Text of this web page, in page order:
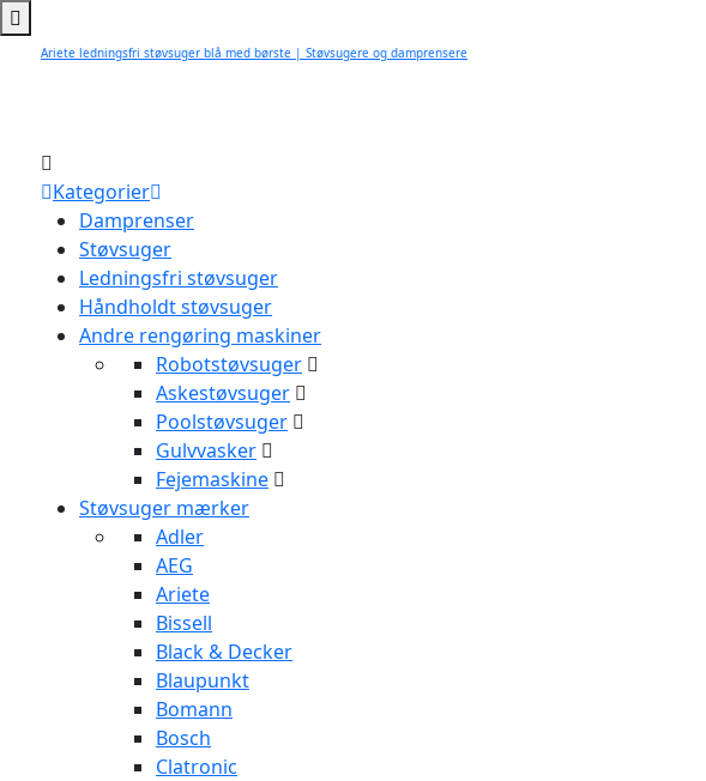
Ariete ledningsfri støvsuger blå med børste | Støvsugere og damprensere
Kategorier
Damprenser
Støvsuger
Ledningsfri støvsuger
Håndholdt støvsuger
Andre rengøring maskiner
Robotstøvsuger
Askestøvsuger
Poolstøvsuger
Gulvvasker
Fejemaskine
Støvsuger mærker
Adler
AEG
Ariete
Bissell
Black & Decker
Blaupunkt
Bomann
Bosch
Clatronic